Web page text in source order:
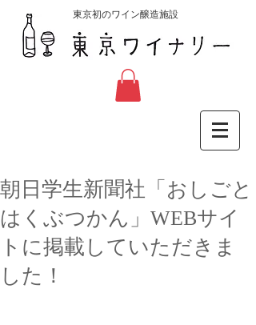
東京初のワイン醸造施設
朝日学生新聞社「おしごと
はくぶつかん」WEBサイ
トに掲載していただきま
した！